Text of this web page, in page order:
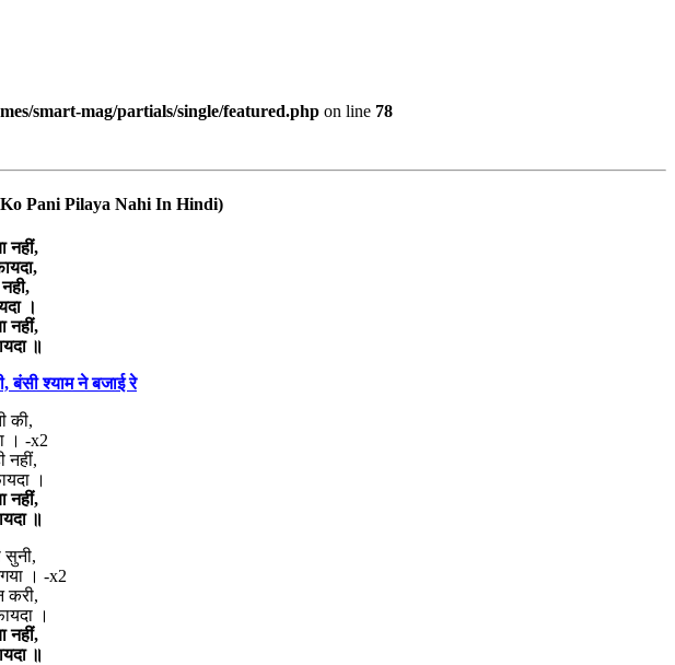
smart-mag/partials/single/featured.php on line 78
Ko Pani Pilaya Nahi In Hindi)
नहीं,
।
नहीं,
॥
बंसी श्याम ने बजाई रे
की,
। -x2
नहीं,
।
नहीं,
॥
सुनी,
। -x2
करी,
।
नहीं,
॥